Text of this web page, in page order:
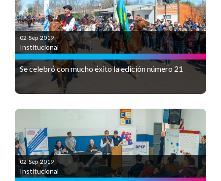
02-Sep-2019
Institucional
Se celebró con mucho éxito la edición número 21
02-Sep-2019
Institucional